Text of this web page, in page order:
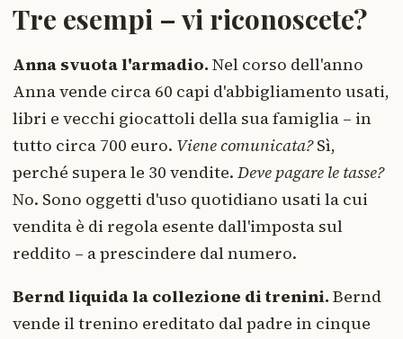
Tre esempi – vi riconoscete?
Anna svuota l'armadio. Nel corso dell'anno
Anna vende circa 60 capi d'abbigliamento usati,
libri e vecchi giocattoli della sua famiglia – in
tutto circa 700 euro. Viene comunicata?Sì,
perché supera le 30 vendite. Deve pagare le tasse?
No. Sono oggetti d'uso quotidiano usati la cui
vendita è di regola esente dall'imposta sul
reddito – a prescindere dal numero.
Bernd liquida la collezione di trenini. Bernd
vende il trenino ereditato dal padre in cinque